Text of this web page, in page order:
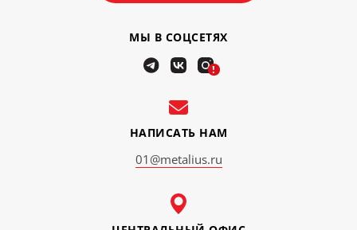
НАПИСАТЬ НАМ
01@metalius.ru
МЫ В СОЦСЕТЯХ
!